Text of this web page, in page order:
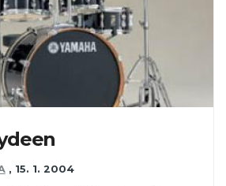
, 15. 1. 2004